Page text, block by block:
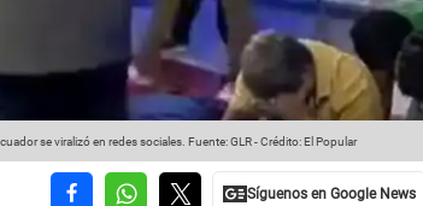
se viralizó en redes sociales. Fuente: GLR-Crédito: El Popular